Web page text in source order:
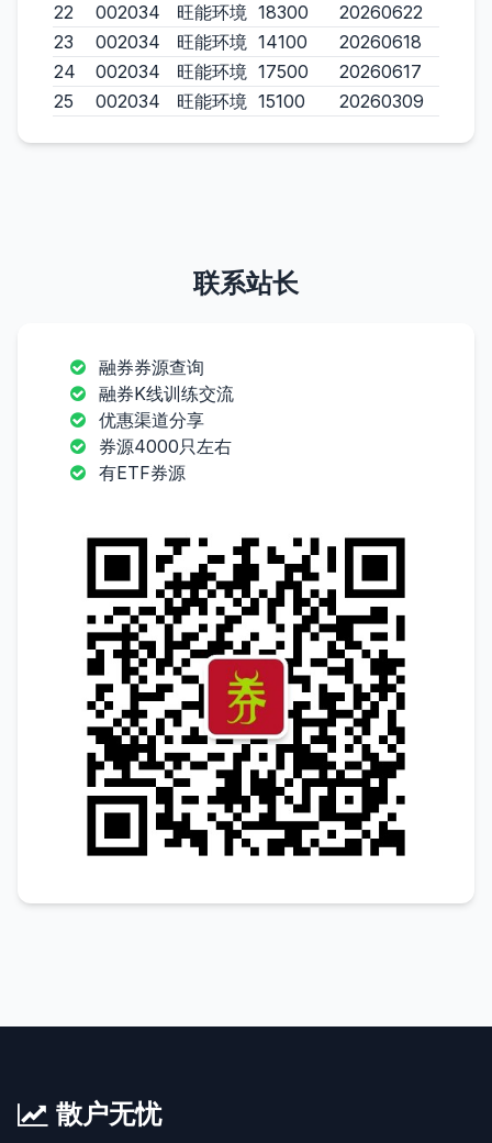
22
002034 旺能环境 18300
20260622
23
002034 旺能环境 14100
20260618
24
002034 旺能环境 17500
20260617
25
002034 旺能环境 15100 20260309
联系站长
融券券源查询
融券K线训练交流
优惠渠道分享
券源4000只左右
有ETF券源
散户无忧